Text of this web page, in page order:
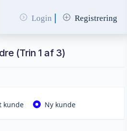
Login Registrering
(Trin 1 af 3)
kunde Ny kunde